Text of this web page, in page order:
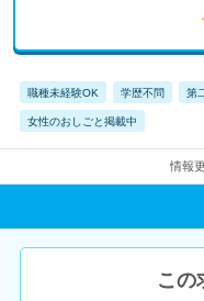
職種未経験OK 学歴不問 第
女性のおしごと掲載中
情報
この